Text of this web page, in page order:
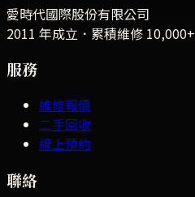
愛時代國際股份有限公司
2011 年成立．累積維修 10,000+
服務
維修報價
二手回收
線上預約
聯絡